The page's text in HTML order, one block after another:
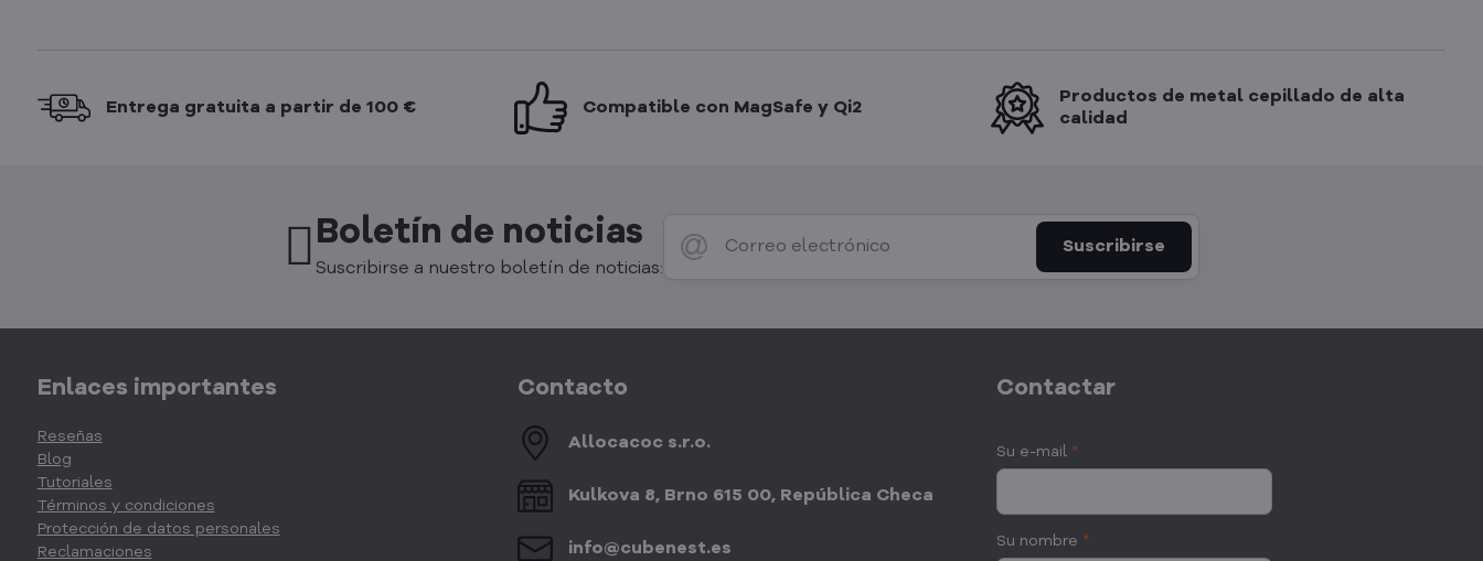
Entrega gratuita a partir de 100 € Compatible con MagSafe y Qi2
Productos de metal cepillado de alta
calidad
Boletín de noticias
Suscribirse a nuestro boletín de noticias:
Suscribirse
Enlaces importantes
Reseñas
Blog
Tutoriales
Términos y condiciones
Protección de datos personales
Reclamaciones
Contacto
Allocacoc s​.r​.o​.
Kulkova 8, Brno 615 00, República Checa
info​@cubenest​.es
Contactar
Su e-mail *
Su nombre *